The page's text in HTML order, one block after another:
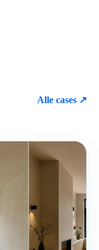
Alle cases ↗